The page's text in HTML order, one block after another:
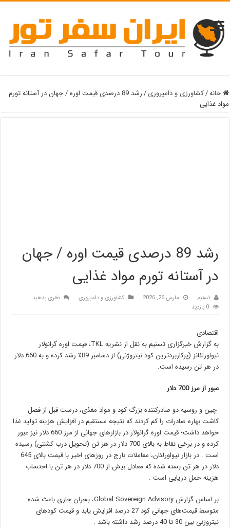
خانه/کشاورزی و دامپروری /
رشد 89 درصدی قیمت اوره / جهان در آستانه تورم
مواد غذایی
رشد 89 درصدی قیمت اوره / جهان
در آستانه تورم مواد غذایی
تسنیم مارس 26, 2026 کشاورزی و دامپروری
نظری بدهید
0 بازدید
اقتصادی
به گزارش خبرگزاری تسنیم به نقل از نشریه TKL، قیمت اوره گرانولار
نیواورلئانز (پرکاربردترین کود نیتروژنی) از دسامبر 89٪ رشد کرده و به 660 دلار
در هر تن رسیده است.
عبور از مرز 700 دلار
چین و روسیه دو صادرکننده بزرگ کود و مواد مغذی، درست قبل از فصل
کاشت بهاره صادرات را کم کردند که نتیجه مستقیم در افزایش هزینه تولید غذا
خواهد داشت؛ قیمت اوره گرانولار در بازارهای جهانی از مرز 660 دلار نیز عبور
کرده و در برخی نقاط به بالای 700 دلار در هر تن (تحویل درب کشتی) رسیده
است . در بازار نیواورلئان، معاملات بارج در روزهای اخیر با قیمت بالای 645
دلار در هر تن بسته شده که معادل بیش از 700 دلار در هر تن با احتساب
هزینه حمل دریایی است .
بر اساس گزارش Global Sovereign Advisory، بحران جاری باعث شده
متوسط قیمت‌های جهانی کود 27 درصد افزایش یابد و قیمت کودهای
نیتروژنی بین 30 تا 40 درصد رشد داشته باشد .